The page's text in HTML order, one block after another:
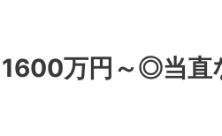
万円～◎当直